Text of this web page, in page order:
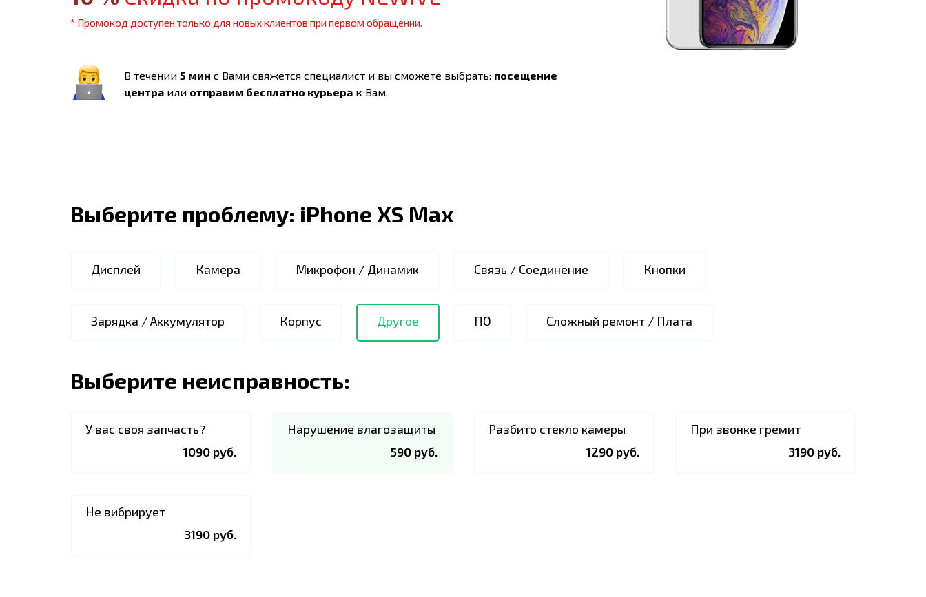
* Промокод доступен только для новых клиентов при первом обращении.
В течении 5 мин с Вами свяжется специалист и вы сможете выбрать: посещение
центра или отправим бесплатно курьера к Вам.
Выберите проблему: iPhone XS Max
Дисплей Камера Микрофон / Динамик Связь / Соединение Кнопки
Зарядка / Аккумулятор Корпус Другое ПО Сложный ремонт / Плата
Выберите неисправность:
У вас своя запчасть?
1090 руб.
Нарушение влагозащиты
590 руб.
Разбито стекло камеры
1290 руб.
При звонке гремит
3190 руб.
Не вибрирует
3190 руб.